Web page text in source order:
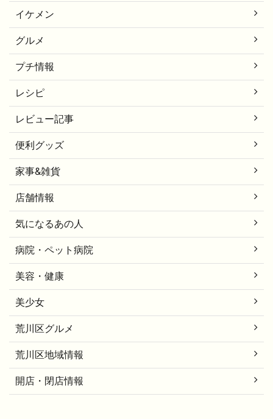
イケメン
グルメ
プチ情報
レシピ
レビュー記事
便利グッズ
家事&雑貨
店舗情報
気になるあの人
病院・ペット病院
美容・健康
美少女
荒川区グルメ
荒川区地域情報
開店・閉店情報